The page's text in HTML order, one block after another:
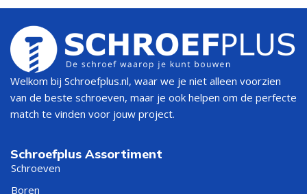
Welkom bij Schroefplus.nl, waar we je niet alleen voorzien
van de beste schroeven, maar je ook helpen om de perfecte
match te vinden voor jouw project.
Schroefplus Assortiment
Schroeven
Boren